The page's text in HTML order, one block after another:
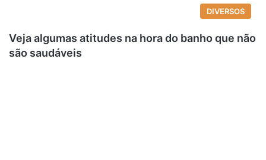
DIVERSOS
Veja algumas atitudes na hora do banho que não
são saudáveis